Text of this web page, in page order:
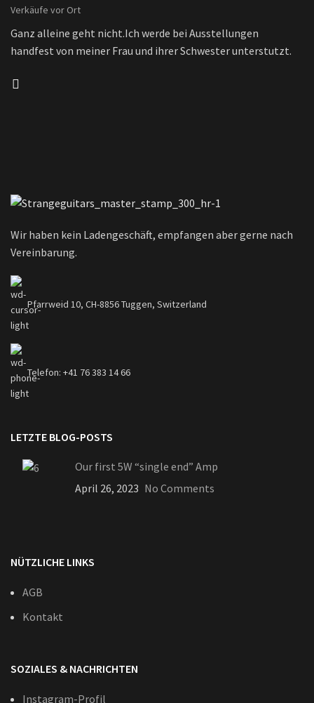
Verkäufe vor Ort
Ganz alleine geht nicht.Ich werde bei Ausstellungen
handfest von meiner Frau und ihrer Schwester unterstutzt.
Wir haben kein Ladengeschäft, empfangen aber gerne nach
Vereinbarung.
Pfarrweid 10, CH-8856 Tuggen, Switzerland
Telefon: +41 76 383 14 66
LETZTE BLOG-POSTS
Our first 5W “single end” Amp
April 26, 2023 No Comments
NÜTZLICHE LINKS
AGB
Kontakt
SOZIALES & NACHRICHTEN
Instagram-Profil